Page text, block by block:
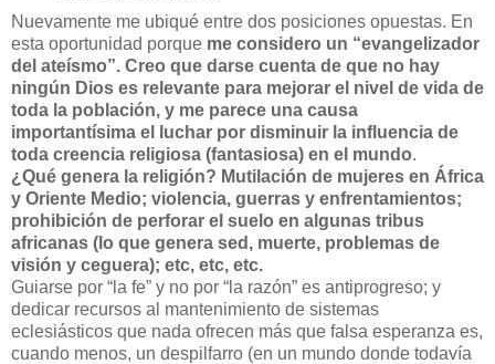
Nuevamente me ubiqué entre dos posiciones opuestas. En
esta oportunidad porque me considero un “evangelizador
del ateísmo”. Creo que darse cuenta de que no hay
ningún Dios es relevante para mejorar el nivel de vida de
toda la población, y me parece una causa
importantísima el luchar por disminuir la influencia de
toda creencia religiosa (fantasiosa) en el mundo.
¿Qué genera la religión? Mutilación de mujeres en África
y Oriente Medio; violencia, guerras y enfrentamientos;
prohibición de perforar el suelo en algunas tribus
africanas (lo que genera sed, muerte, problemas de
visión y ceguera); etc, etc, etc.
Guiarse por “la fe” y no por “la razón” es antiprogreso; y
dedicar recursos al mantenimiento de sistemas
eclesiásticos que nada ofrecen más que falsa esperanza es,
cuando menos, un despilfarro (en un mundo donde todavía